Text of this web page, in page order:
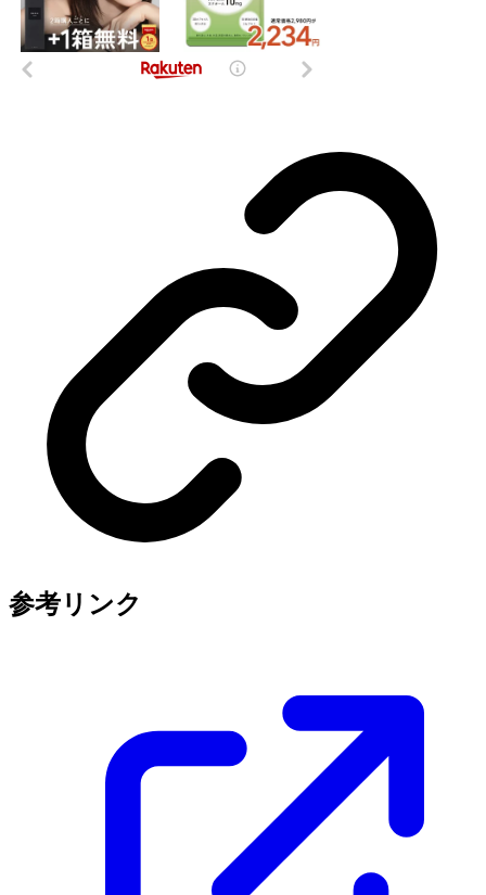
参考リンク